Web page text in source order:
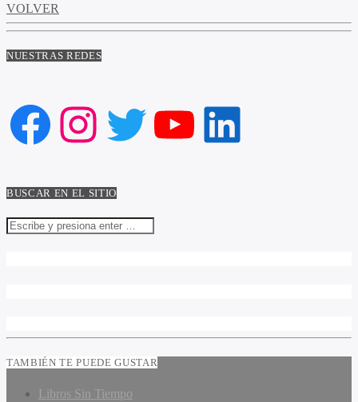
VOLVER
NUESTRAS REDES
Facebook
Instagram
Twitter
YouTube
LinkedIn
BUSCAR EN EL SITIO
TAMBIÉN TE PUEDE GUSTAR
Libros Sin Tiempo